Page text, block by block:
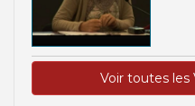
Voir toutes les